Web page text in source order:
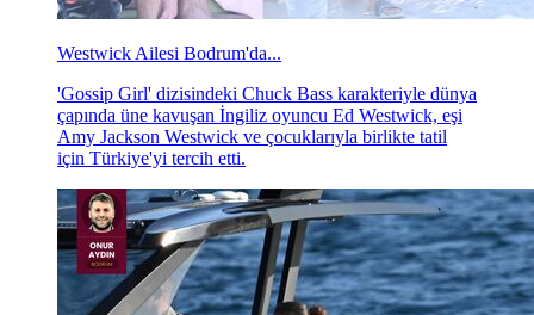
Westwick Ailesi Bodrum'da...
'Gossip Girl' dizisindeki Chuck Bass karakteriyle dünya
çapında üne kavuşan İngiliz oyuncu Ed Westwick, eşi
Amy Jackson Westwick ve çocuklarıyla birlikte tatil
için Türkiye'yi tercih etti.